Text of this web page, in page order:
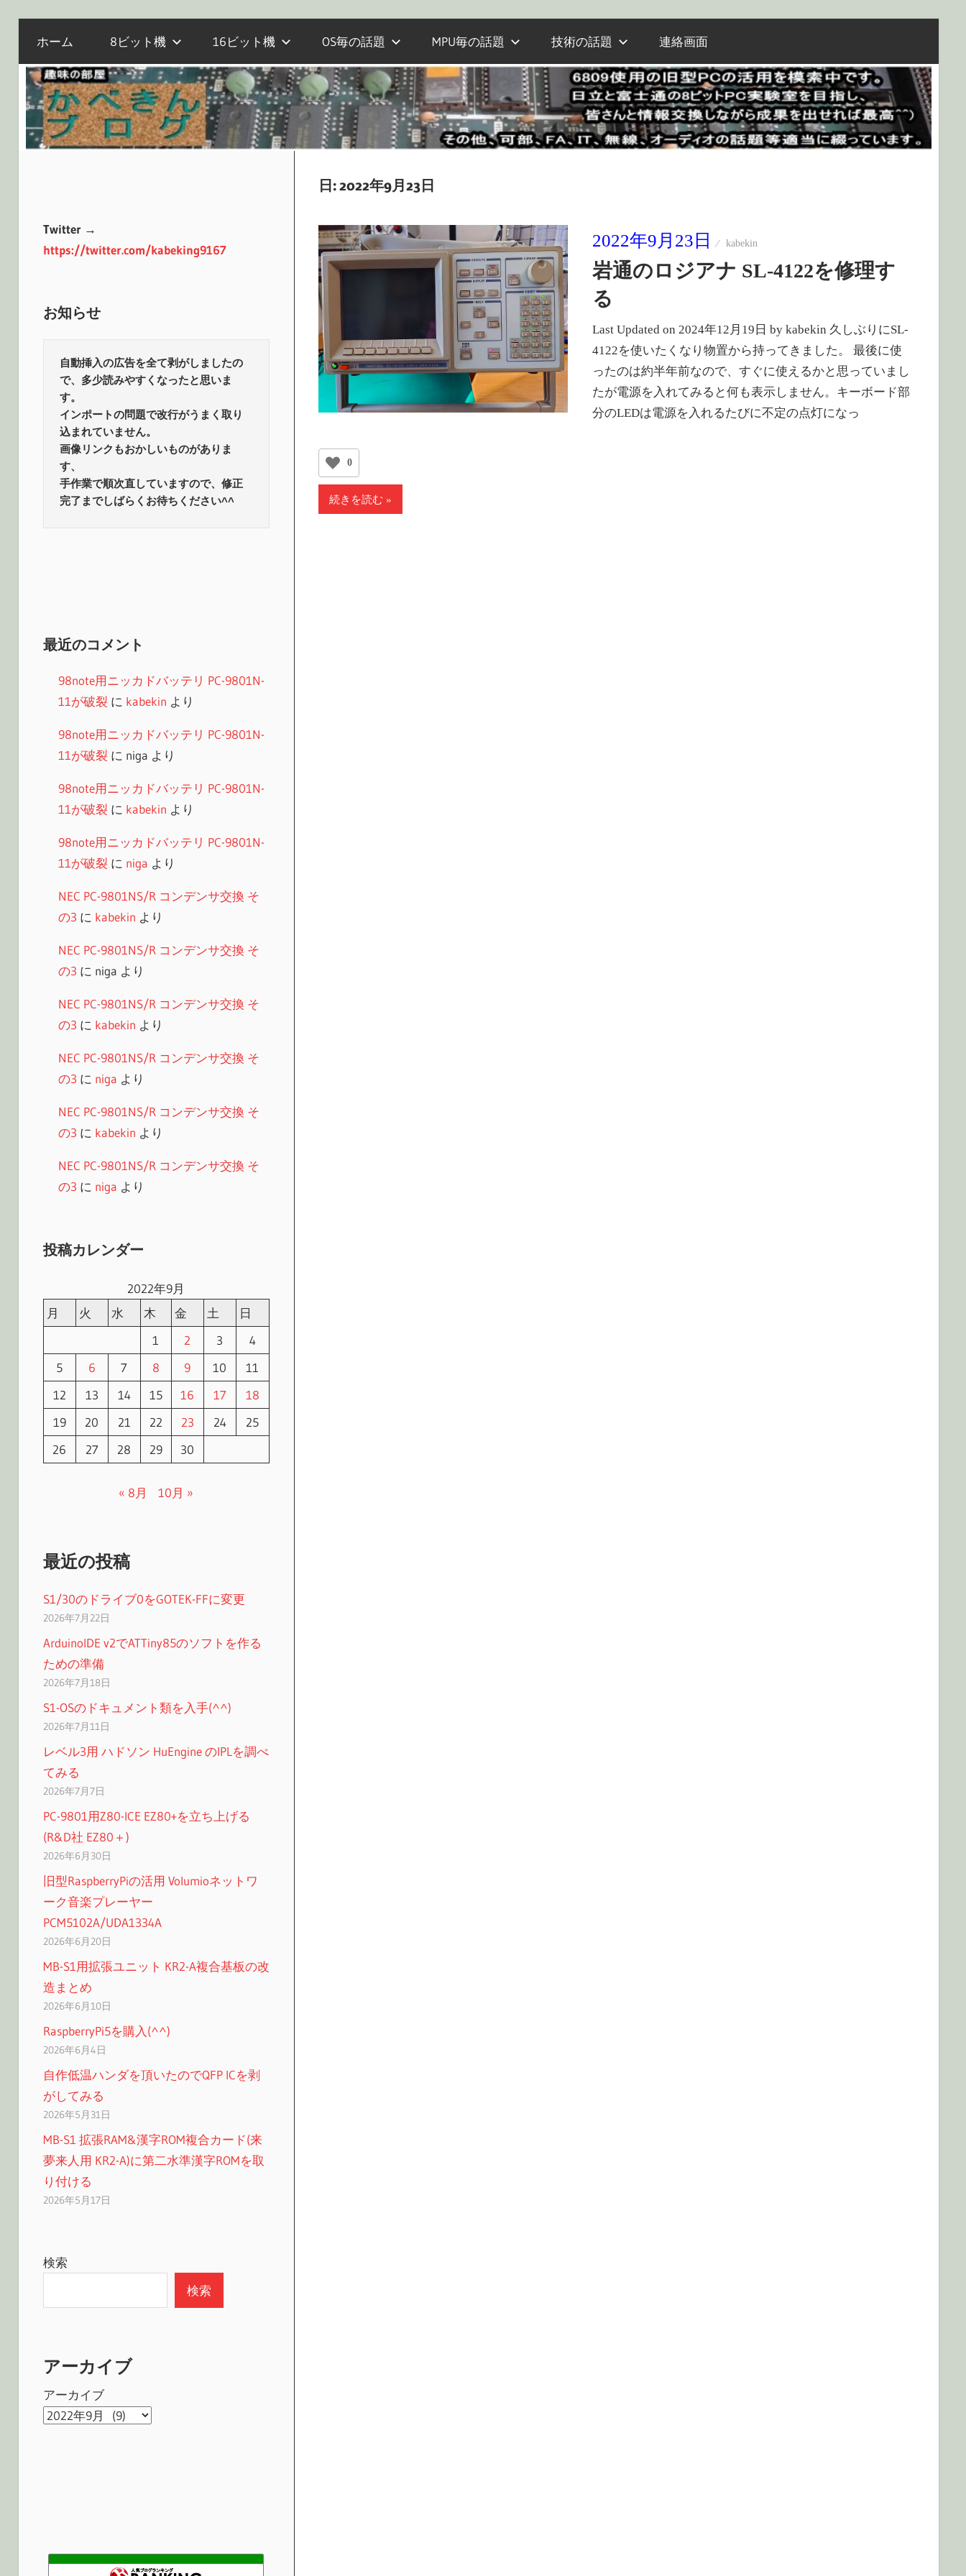
テ
ン
ツ
へ
ス
か
べ
き
ブ
ロ
工
作
と
マ
イ
ホーム 8ビット機 16ビット機 OS毎の話題 MPU毎の話題 技術の話題 連絡画面
日:2022年9月23日
2022年9月23日 kabekin
岩通のロジアナ SL-4122を修理す
る
Last Updated on 2024年12月19日 by kabekin 久しぶりにSL-
4122を使いたくなり物置から持ってきました。 最後に使
ったのは約半年前なので、すぐに使えるかと思っていまし
たが電源を入れてみると何も表示しません。キーボード部
分のLEDは電源を入れるたびに不定の点灯になっ
0
続きを読む
Twitter →
https://twitter.com/kabeking9167
お知らせ
自動挿入の広告を全て剥がしましたの
で、多少読みやすくなったと思いま
す。
インポートの問題で改行がうまく取り
込まれていません。
画像リンクもおかしいものがありま
す、
手作業で順次直していますので、修正
完了までしばらくお待ちください^^
最近のコメント
98note用ニッカドバッテリ PC-9801N-
11が破裂に kabekin より
98note用ニッカドバッテリ PC-9801N-
11が破裂に niga より
98note用ニッカドバッテリ PC-9801N-
11が破裂に kabekin より
98note用ニッカドバッテリ PC-9801N-
11が破裂に niga より
NEC PC-9801NS/R コンデンサ交換 そ
の3 に kabekin より
NEC PC-9801NS/R コンデンサ交換 そ
の3 に niga より
NEC PC-9801NS/R コンデンサ交換 そ
の3 に kabekin より
NEC PC-9801NS/R コンデンサ交換 そ
の3 に niga より
NEC PC-9801NS/R コンデンサ交換 そ
の3 に kabekin より
NEC PC-9801NS/R コンデンサ交換 そ
の3 に niga より
投稿カレンダー
2022年9月
月
火 水 木 金 土
日
1
2 3
4
5
6 7 8 9 10
11
12
13 14 15 16 17
18
19
20 21 22 23 24
25
26
27 28 29 30
« 8月 10月 »
最近の投稿
S1/30のドライブ0をGOTEK-FFに変更
2026年7月22日
ArduinoIDE v2でATTiny85のソフトを作る
ための準備
2026年7月18日
S1-OSのドキュメント類を入手(^^)
2026年7月11日
レベル3用 ハドソン HuEngine のIPLを調べ
てみる
2026年7月7日
PC-9801用Z80-ICE EZ80+を立ち上げる
(R&D社 EZ80＋)
2026年6月30日
旧型RaspberryPiの活用 Volumioネットワ
ーク音楽プレーヤー
PCM5102A/UDA1334A
2026年6月20日
MB-S1用拡張ユニット KR2-A複合基板の改
造まとめ
2026年6月10日
RaspberryPi5を購入(^^)
2026年6月4日
自作低温ハンダを頂いたのでQFP ICを剥
がしてみる
2026年5月31日
MB-S1 拡張RAM&漢字ROM複合カード(来
夢来人用 KR2-A)に第二水準漢字ROMを取
り付ける
2026年5月17日
検索
検索
アーカイブ
アーカイブ